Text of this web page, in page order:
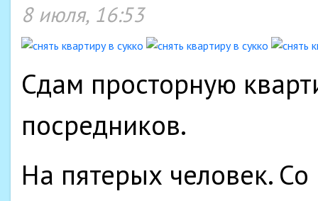
8 июля, 16:53
Сдам просторную
посредников.
На пятерых человек.